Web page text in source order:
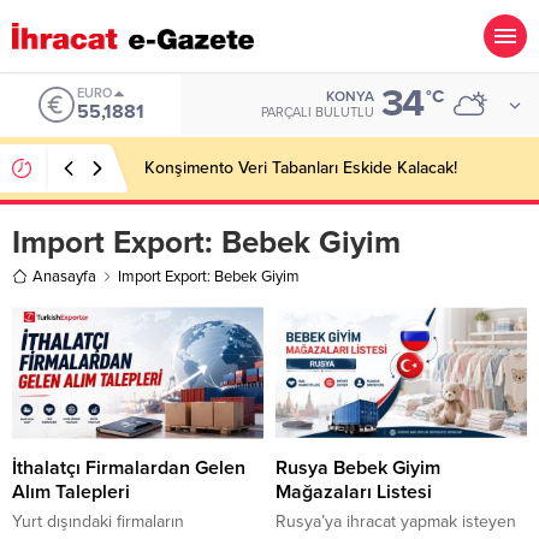
ALTIN
6.660,55
KONYA
PARÇALI BULUTLU 34°C
Hotel Towel Importer Companies Lists
Import Export: Bebek Giyim
Anasayfa Import Export: Bebek Giyim
İthalatçı Firmalardan Gelen
Alım Talepleri
Yurt dışındaki firmaların
Rusya Bebek Giyim
Mağazaları Listesi
Rusya’ya ihracat yapmak isteyen